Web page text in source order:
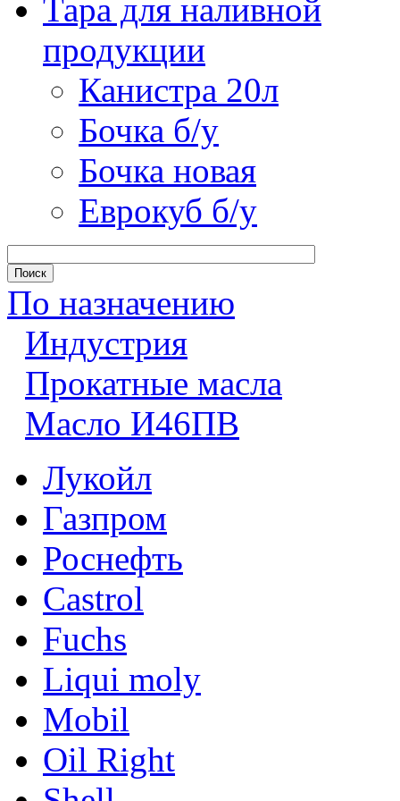
Тара для наливной
продукции
Канистра 20л
Бочка б/у
Бочка новая
Еврокуб б/у
По назначению
Индустрия
Прокатные масла
Масло И46ПВ
Лукойл
Газпром
Роснефть
Castrol
Fuchs
Liqui moly
Mobil
Oil Right